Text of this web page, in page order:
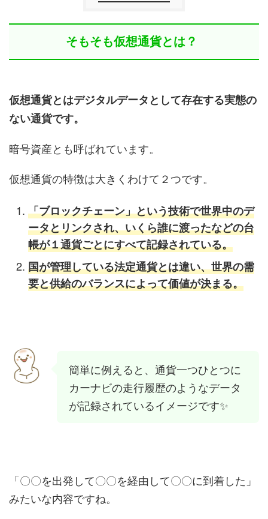
そもそも仮想通貨とは？
仮想通貨とはデジタルデータとして存在する実態の
ない通貨です。
暗号資産とも呼ばれています。
仮想通貨の特徴は大きくわけて２つです。
「ブロックチェーン」という技術で世界中のデ
ータとリンクされ、いくら誰に渡ったなどの台
帳が１通貨ごとにすべて記録されている。
国が管理している法定通貨とは違い、世界の需
要と供給のバランスによって価値が決まる。
簡単に例えると、通貨一つひとつに
カーナビの走行履歴のようなデータ
が記録されているイメージです✨
「〇〇を出発して〇〇を経由して〇〇に到着した」
みたいな内容ですね。